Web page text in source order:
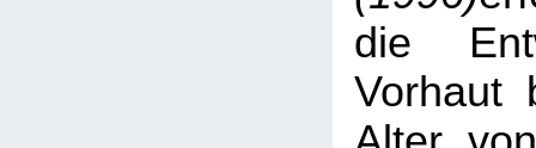
die
Vorhaut